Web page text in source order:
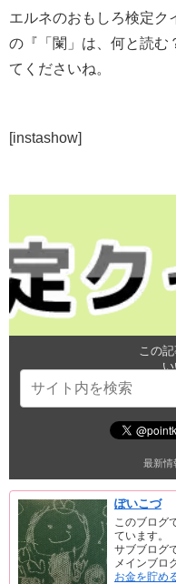
エルネのおもしろ検定ク
の『「闌」は、何と読む
てくださいね。
[instashow]
この
最新情
ぽいこづ
このブログ
ています。
サブブログ
メインブロ
お金を貯め